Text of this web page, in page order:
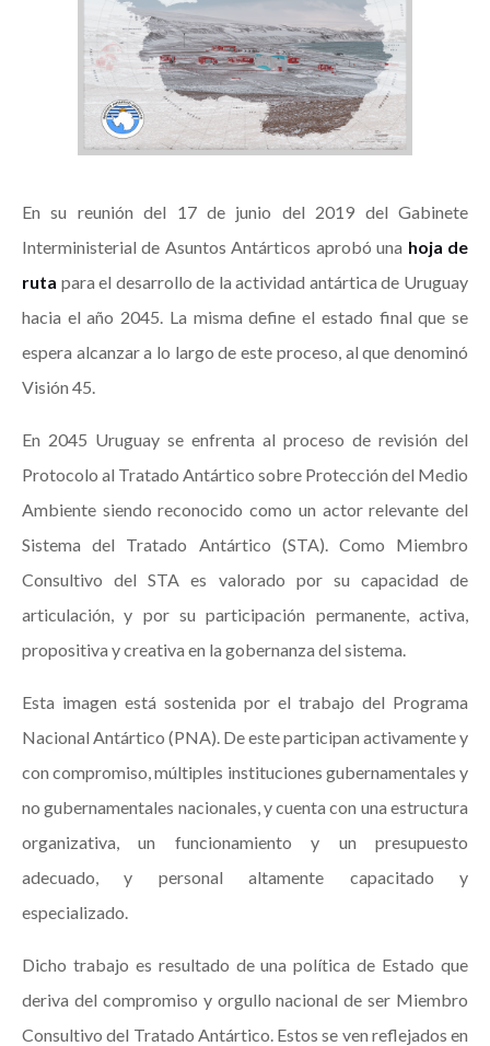
En su reunión del 17 de junio del 2019 del Gabinete
Interministerial de Asuntos Antárticos aprobó una hoja de
ruta para el desarrollo de la actividad antártica de Uruguay
hacia el año 2045. La misma define el estado final que se
espera alcanzar a lo largo de este proceso, al que denominó
Visión 45.
En 2045 Uruguay se enfrenta al proceso de revisión del
Protocolo al Tratado Antártico sobre Protección del Medio
Ambiente siendo reconocido como un actor relevante del
Sistema del Tratado Antártico (STA). Como Miembro
Consultivo del STA es valorado por su capacidad de
articulación, y por su participación permanente, activa,
propositiva y creativa en la gobernanza del sistema.
Esta imagen está sostenida por el trabajo del Programa
Nacional Antártico (PNA). De este participan activamente y
con compromiso, múltiples instituciones gubernamentales y
no gubernamentales nacionales, y cuenta con una estructura
organizativa, un funcionamiento y un presupuesto
adecuado, y personal altamente capacitado y
especializado.
Dicho trabajo es resultado de una política de Estado que
deriva del compromiso y orgullo nacional de ser Miembro
Consultivo del Tratado Antártico. Estos se ven reflejados en